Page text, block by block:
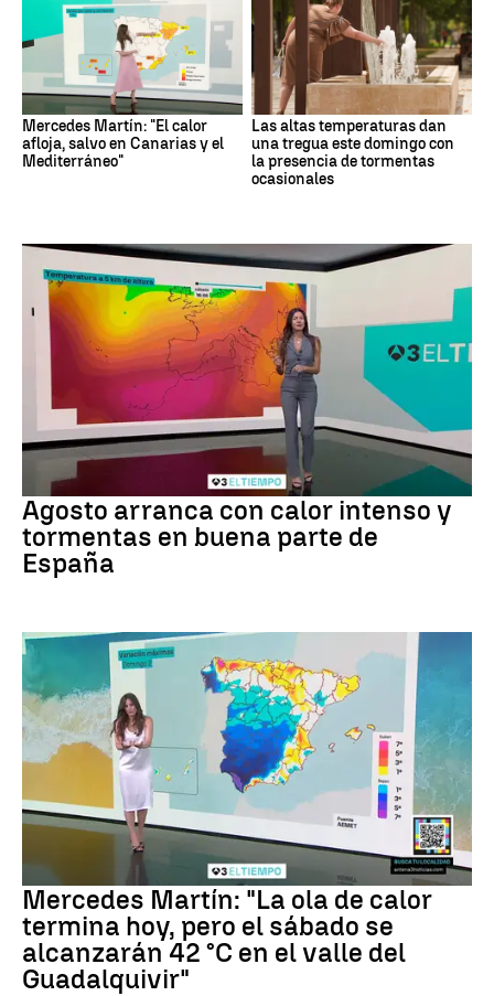
Mercedes Martín: "El calor
afloja, salvo en Canarias y el
Mediterráneo"
Las altas temperaturas dan
una tregua este domingo con
la presencia de tormentas
ocasionales
Tiempo
Agosto arranca con calor intenso y
tormentas en buena parte de
España
La previsión
Mercedes Martín: "La ola de calor
termina hoy, pero el sábado se
alcanzarán 42 °C en el valle del
Guadalquivir"